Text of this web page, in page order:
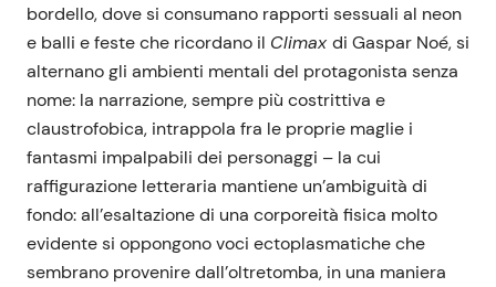
bordello, dove si consumano rapporti sessuali al neon
e balli e feste che ricordano il Climax di Gaspar Noé, si
alternano gli ambienti mentali del protagonista senza
nome: la narrazione, sempre più costrittiva e
claustrofobica, intrappola fra le proprie maglie i
fantasmi impalpabili dei personaggi – la cui
raffigurazione letteraria mantiene un’ambiguità di
fondo: all’esaltazione di una corporeità fisica molto
evidente si oppongono voci ectoplasmatiche che
sembrano provenire dall’oltretomba, in una maniera